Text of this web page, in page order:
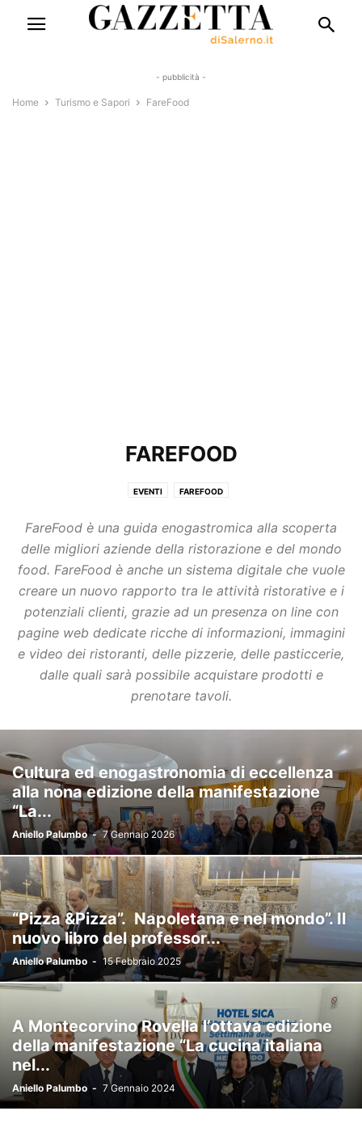
- pubblicità -
Home Turismo e Sapori FareFood
FAREFOOD
EVENTI FAREFOOD
FareFood è una guida enogastromica alla scoperta
delle migliori aziende della ristorazione e del mondo
food. FareFood è anche un sistema digitale che vuole
creare un nuovo rapporto tra le attività ristorative e i
potenziali clienti, grazie ad un presenza on line con
pagine web dedicate ricche di informazioni, immagini
e video dei ristoranti, delle pizzerie, delle pasticcerie,
dalle quali sarà possibile acquistare prodotti e
prenotare tavoli.
Cultura ed enogastronomia di eccellenza
alla nona edizione della manifestazione
“La...
Aniello Palumbo - 7 Gennaio 2026
“Pizza &Pizza”. Napoletana e nel mondo”. Il
nuovo libro del professor...
Aniello Palumbo - 15 Febbraio 2025
A Montecorvino Rovella l’ottava edizione
della manifestazione “La cucina italiana
nel...
Aniello Palumbo - 7 Gennaio 2024